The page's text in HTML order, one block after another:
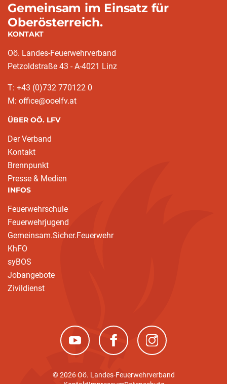
Gemeinsam im Einsatz für
Oberösterreich.
KONTAKT
Oö. Landes-Feuerwehrverband
Petzoldstraße 43 - A-4021 Linz
T: +43 (0)732 770122 0
M: office@ooelfv.at
ÜBER OÖ. LFV
Der Verband
Kontakt
Brennpunkt
Presse & Medien
INFOS
Feuerwehrschule
Feuerwehrjugend
Gemeinsam.Sicher.Feuerwehr
KhFO
syBOS
Jobangebote
Zivildienst
(neues Fenster)(neues Fenster)(neues Fenster)
© 2026 Oö. Landes-Feuerwehrverband